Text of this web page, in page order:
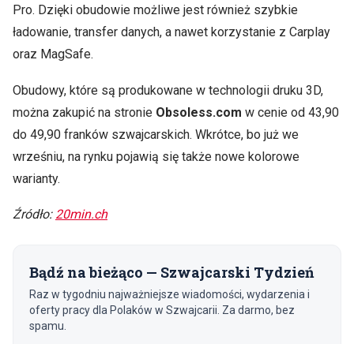
Pro. Dzięki obudowie możliwe jest również szybkie
ładowanie, transfer danych, a nawet korzystanie z Carplay
oraz MagSafe.
Obudowy, które są produkowane w technologii druku 3D,
można zakupić na stronie Obsoless.com w cenie od 43,90
do 49,90 franków szwajcarskich. Wkrótce, bo już we
wrześniu, na rynku pojawią się także nowe kolorowe
warianty.
Źródło: 20min.ch
Bądź na bieżąco — Szwajcarski Tydzień
Raz w tygodniu najważniejsze wiadomości, wydarzenia i
oferty pracy dla Polaków w Szwajcarii. Za darmo, bez
spamu.